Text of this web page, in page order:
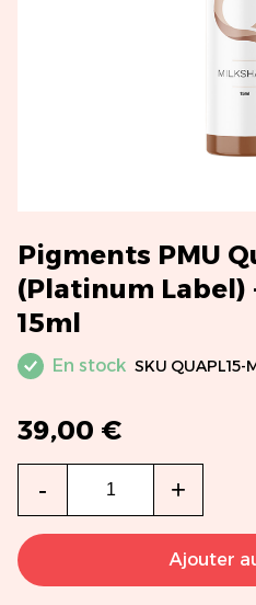
Pigments PMU
(Platinum Label)
15ml
En stock SKU QUAPL15-
39,00 €
- +
Ajouter